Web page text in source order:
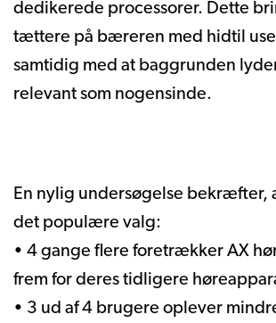
dedikerede processorer. Dette
tættere på bæreren med hidtil
samtidig med at baggrunden
relevant som nogensinde.
En nylig undersøgelse bekræfter,
det populære valg:
• 4 gange flere foretrækker AX
frem for deres tidligere
• 3 ud af 4 brugere oplever